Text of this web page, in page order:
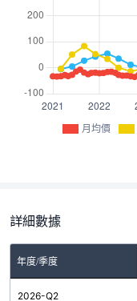
月均價
詳細數據
年度/季度
2026-Q2